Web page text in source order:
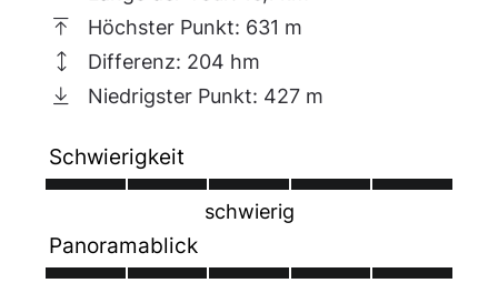
bis 1795. Als junger preußischer Bergbeamter
verhalf er dem hiesigen Bergbau und
Hüttenwesen zu einem Aufschwung.
Kurzentrum. Der Bergbau-Lehrpfad führt
zwischen der Säulenwandelhalle und dem
Kurhaus in den Kurpark. Zuvor lohnt sich ein
Besuch der Mineralquellen - in der Trinkhalle
an Ende der Säulenwandelhalle oder am
Höchster Punkt: 631 m
Differenz: 204 hm
Niedrigster Punkt: 427 m
Schwierigkeit
schwierig
Panoramablick